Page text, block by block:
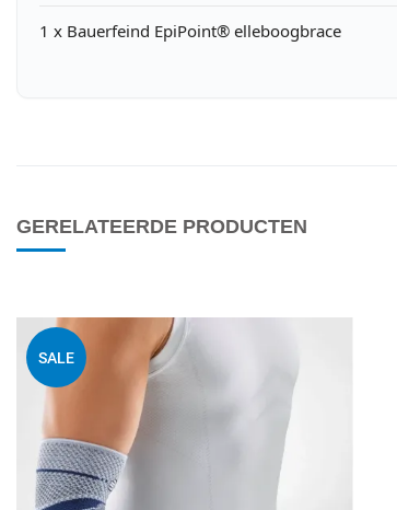
1 x Bauerfeind EpiPoint® elleboogbrace
GERELATEERDE PRODUCTEN
SALE